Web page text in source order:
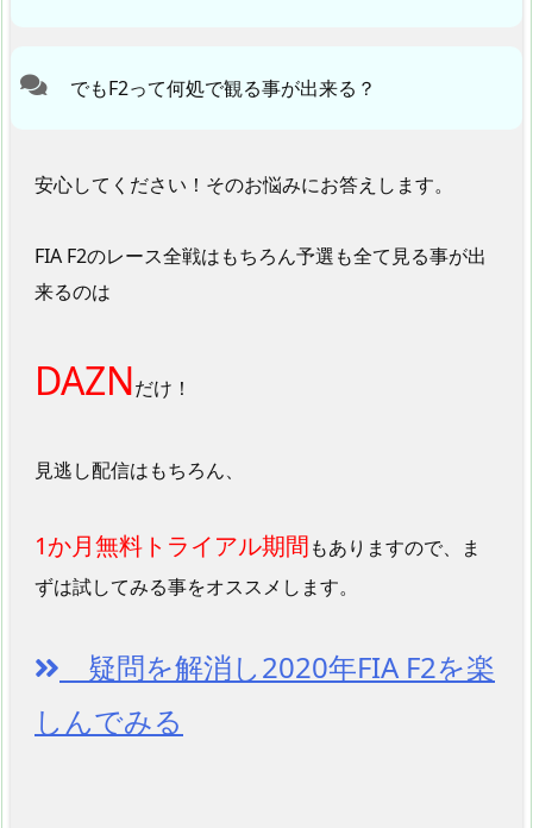
でもF2って何処で観る事が出来る？
安心してください！そのお悩みにお答えします。
FIA F2のレース全戦はもちろん予選も全て見る事が出
来るのは
DAZNだけ！
見逃し配信はもちろん、
1か月無料トライアル期間もありますので、ま
ずは試してみる事をオススメします。
疑問を解消し2020年FIA F2を楽
しんでみる